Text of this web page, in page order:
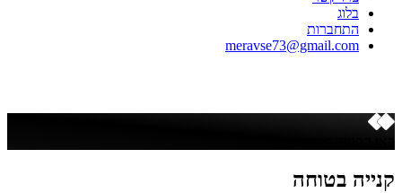
בלוג
התחברות
meravse73@gmail.com
קנייה בטוחה